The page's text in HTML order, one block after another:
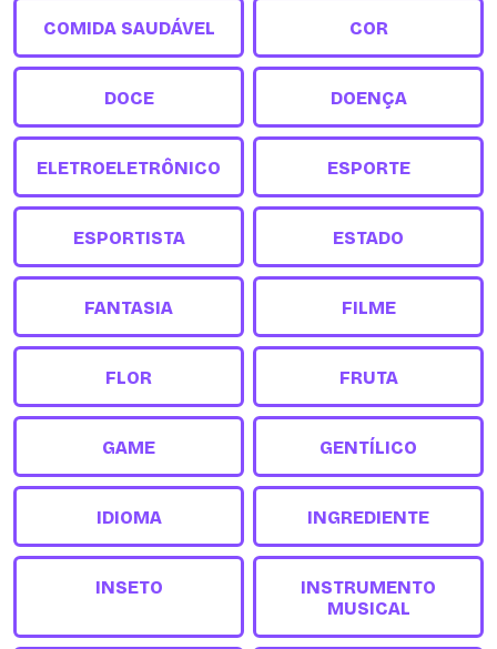
COMIDA SAUDÁVEL COR
DOCE DOENÇA
ELETROELETRÔNICO ESPORTE
ESPORTISTA ESTADO
FANTASIA FILME
FLOR FRUTA
GAME GENTÍLICO
IDIOMA INGREDIENTE
INSETO
INSTRUMENTO
MUSICAL